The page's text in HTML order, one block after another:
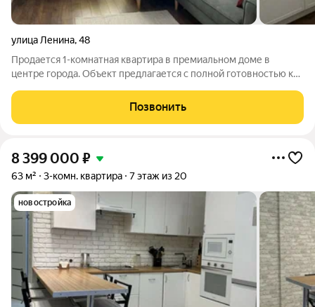
улица Ленина,48
Продается 1-комнатная квартира в премиальном доме в
центре города. Объект предлагается с полной готовностью к
2021 году, вся мебель и техника остаются новому владельцу.
Планировка функциональна и
Позвонить
8 399 000 ₽
63 м² 3-комн. квартира 7 этаж из 20
новостройка